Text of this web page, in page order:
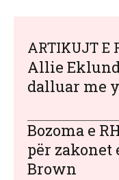
ARTIKUJT E
Allie Eklund
dalluar me
Bozoma e
për zakonet
Brown